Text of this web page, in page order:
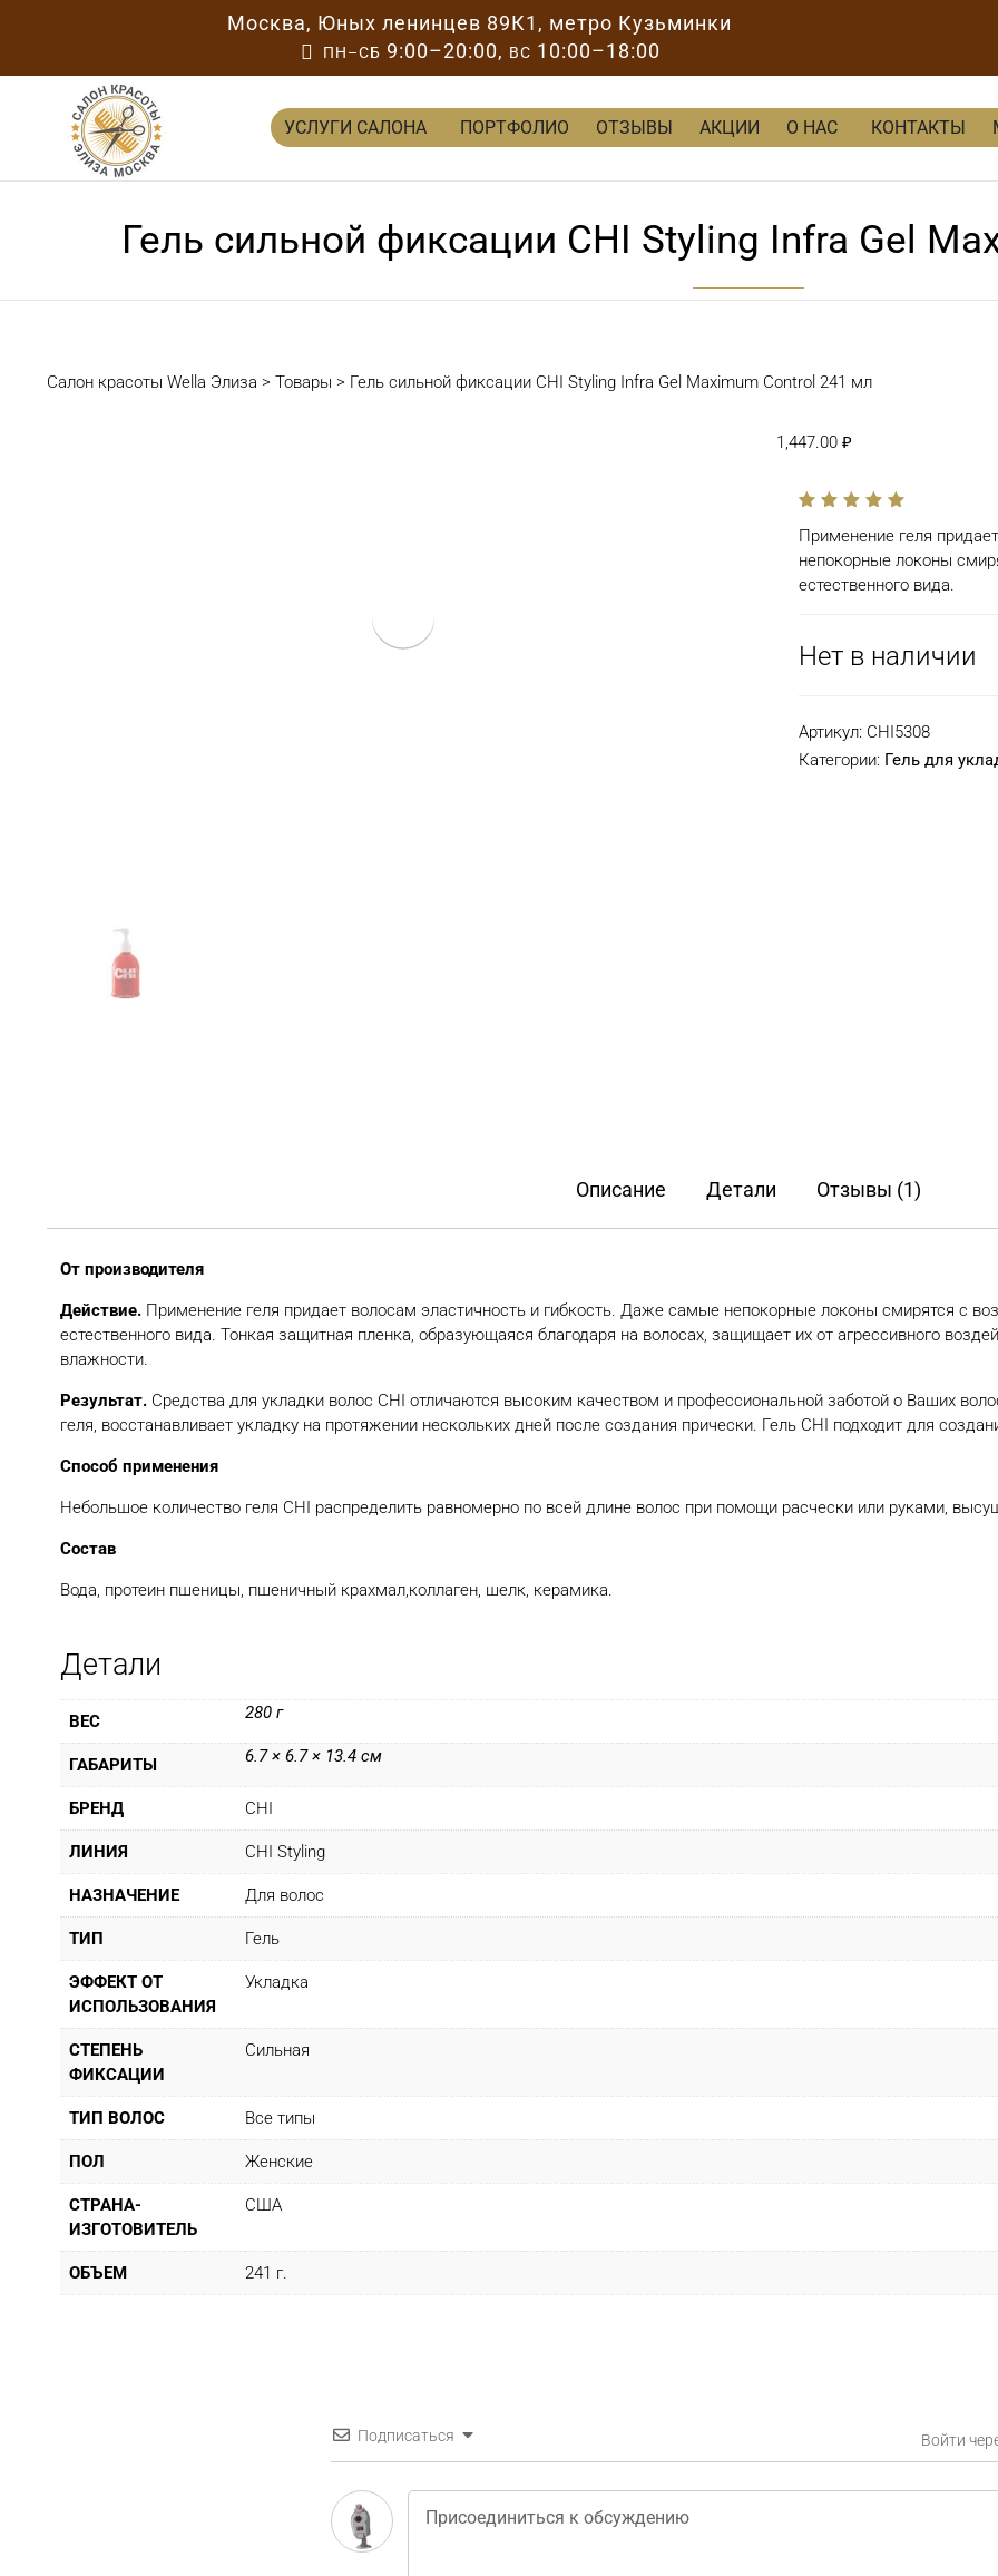
Москва, Юных ленинцев 89К1 , метро Кузьминки
 ПН–СБ 9:00–20:00, ВС 10:00–18:00
УСЛУГИ САЛОНА ПОРТФОЛИО ОТЗЫВЫ АКЦИИ О НАС КОНТАКТЫ
Гель сильной фиксации CHI Styling Infra Gel
Салон красоты Wella Элиза > Товары > Гель сильной фиксации CHI Styling Infra Gel Maximum Control 241 мл
1,447.00₽
of
Применение геля
непокорные локоны
естественного вида.
Нет в наличии
Артикул: CHI5308
Категории: Гель для
Описание Детали Отзывы (1)
От производителя
Действие. Применение геля придает волосам эластичность и гибкость. Даже самые непокорные локоны смирятся с
естественного вида. Тонкая защитная пленка, образующаяся благодаря на волосах, защищает их от агрессивного
влажности.
Результат. Средства для укладки волос CHI отличаются высоким качеством и профессиональной заботой о Ваших
геля, восстанавливает укладку на протяжении нескольких дней после создания прически. Гель CHI подходит для
Способ применения
Небольшое количество геля CHI распределить равномерно по всей длине волос при помощи расчески или руками,
Состав
Вода, протеин пшеницы, пшеничный крахмал,коллаген, шелк, керамика.
Детали
ВЕС 280 г
ГАБАРИТЫ 6.7 × 6.7 × 13.4 см
БРЕНД CHI
ЛИНИЯ CHI Styling
НАЗНАЧЕНИЕ Для волос
ТИП Гель
ЭФФЕКТ ОТ
ИСПОЛЬЗОВАНИЯ
Укладка
СТЕПЕНЬ
ФИКСАЦИИ
Сильная
ТИП ВОЛОС Все типы
ПОЛ Женские
СТРАНА-
ИЗГОТОВИТЕЛЬ
США
ОБЪЕМ 241 г.
Подписаться Войти